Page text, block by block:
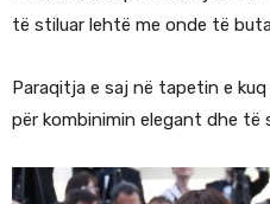
të stiluar lehtë me onde të
Paraqitja e saj në tapetin e
për kombinimin elegant dhe të